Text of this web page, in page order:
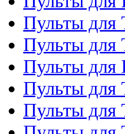
Пульты для
Пульты для
Пульты для
Пульты для
Пульты для